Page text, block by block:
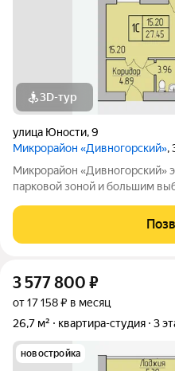
3D-тур
улица Юности,9
Микрорайон «Дивногорский»,
Микрорайон «Дивногорский» это готовые кирпичные дома с
парковой зоной и большим
с безопасным покрытием.
3 577 800 ₽
от 17 158 ₽ в месяц
26,7 м²
квартира-студия 3
новостройка